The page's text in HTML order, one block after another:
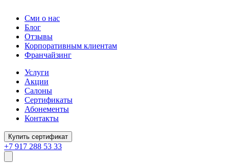
Сми о нас
Блог
Отзывы
Корпоративным клиентам
Франчайзинг
Услуги
Акции
Салоны
Сертификаты
Абонементы
Контакты
Купить сертификат
+7 917 288 53 33